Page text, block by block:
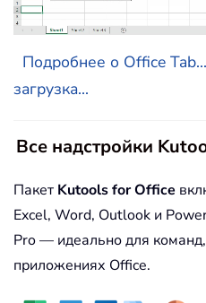
Подробнее о Office Tab...
загрузка...
Все надстройки
Пакет Kutools for Office
Excel, Word, Outlook и
Pro — идеально для
приложениях Office.